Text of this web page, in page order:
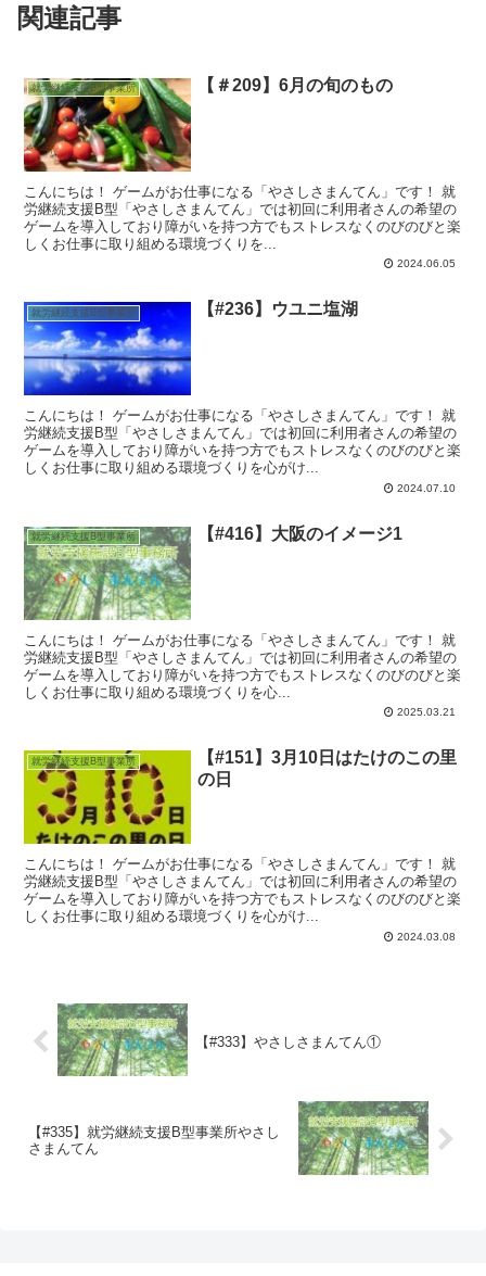
関連記事
就労継続支援B型事業所 【＃209】6月の旬のもの
こんにちは！ ゲームがお仕事になる「やさしさまんてん」です！ 就
労継続支援B型「やさしさまんてん」では初回に利用者さんの希望の
ゲームを導入しており障がいを持つ方でもストレスなくのびのびと楽
しくお仕事に取り組める環境づくりを...
2024.06.05
就労継続支援B型事業所 【#236】ウユニ塩湖
こんにちは！ ゲームがお仕事になる「やさしさまんてん」です！ 就
労継続支援B型「やさしさまんてん」では初回に利用者さんの希望の
ゲームを導入しており障がいを持つ方でもストレスなくのびのびと楽
しくお仕事に取り組める環境づくりを心がけ...
2024.07.10
就労継続支援B型事業所 【#416】大阪のイメージ1
こんにちは！ ゲームがお仕事になる「やさしさまんてん」です！ 就
労継続支援B型「やさしさまんてん」では初回に利用者さんの希望の
ゲームを導入しており障がいを持つ方でもストレスなくのびのびと楽
しくお仕事に取り組める環境づくりを心...
2025.03.21
就労継続支援B型事業所
【#151】3月10日はたけのこの里
の日
こんにちは！ ゲームがお仕事になる「やさしさまんてん」です！ 就
労継続支援B型「やさしさまんてん」では初回に利用者さんの希望の
ゲームを導入しており障がいを持つ方でもストレスなくのびのびと楽
しくお仕事に取り組める環境づくりを心がけ...
2024.03.08
【#333】やさしさまんてん①
【#335】就労継続支援B型事業所やさし
さまんてん